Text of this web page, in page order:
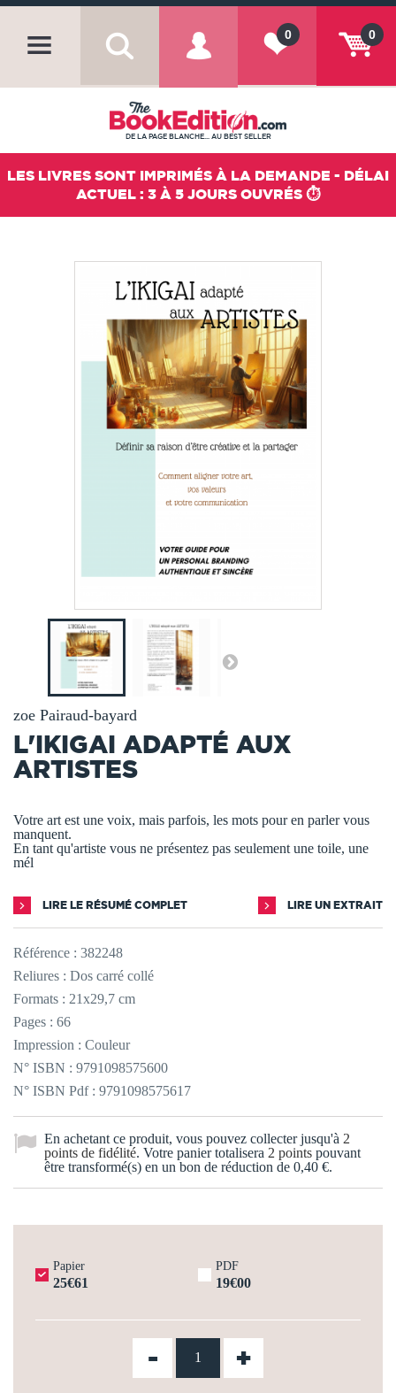
0
0
DE LA PAGE BLANCHE... AU BEST SELLER
LES LIVRES SONT IMPRIMÉS À LA DEMANDE - DÉLAI
ACTUEL : 3 À 5 JOURS OUVRÉS ⏱️
zoe Pairaud-bayard
L'IKIGAI ADAPTÉ AUX
ARTISTES
Votre art est une voix, mais parfois, les mots pour en parler vous
manquent.
En tant qu'artiste vous ne présentez pas seulement une toile, une
mél
LIRE LE RÉSUMÉ COMPLET LIRE UN EXTRAIT
Référence : 382248
Reliures : Dos carré collé
Formats : 21x29,7 cm
Pages : 66
Impression : Couleur
N° ISBN : 9791098575600
N° ISBN Pdf : 9791098575617
En achetant ce produit, vous pouvez collecter jusqu'à 2
points de fidélité. Votre panier totalisera 2 points pouvant
être transformé(s) en un bon de réduction de 0,40 €.
Papier
25€61
PDF
19€00
- +